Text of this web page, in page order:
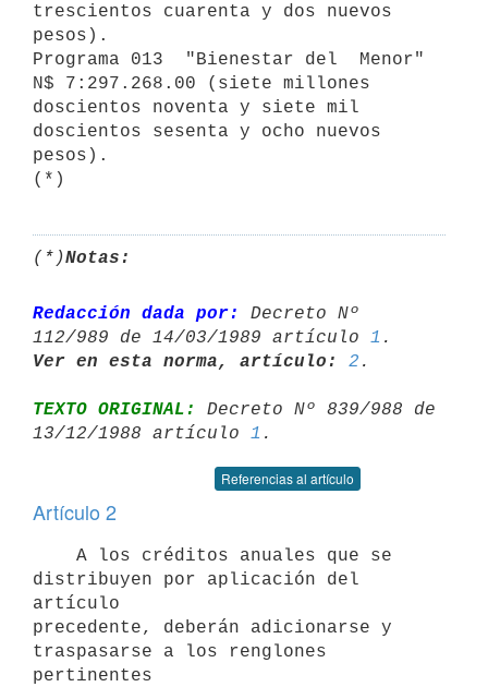
trescientos cuarenta y dos nuevos
pesos).
Programa 013  "Bienestar del  Menor"
N$ 7:297.268.00 (siete millones
doscientos noventa y siete mil
doscientos sesenta y ocho nuevos
pesos).
(*)Notas:
Redacción dada por:
Decreto Nº
112/989 de 14/03/1989 artículo 1
Ver en esta norma, artículo:
2
TEXTO ORIGINAL:
Decreto Nº 839/988 de
13/12/1988 artículo 1
Referencias al artículo
Artículo 2
distribuyen por aplicación del
artículo
precedente, deberán adicionarse y
traspasarse a los renglones
pertinentes